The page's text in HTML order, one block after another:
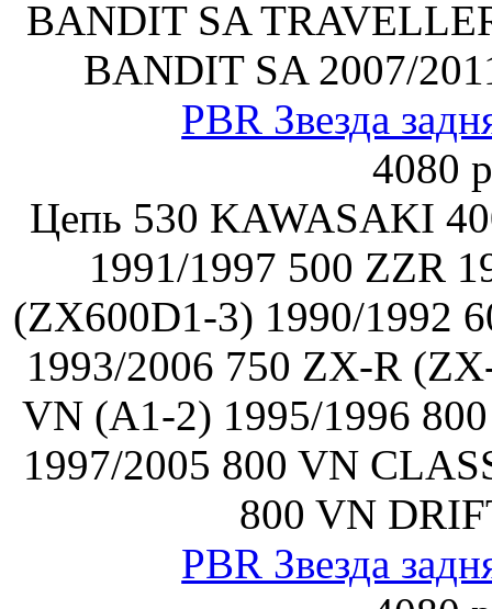
BANDIT SA
BANDIT SA 2007/
PBR Звезда
4080
Цепь 530 KAWASAKI
1991/1997 500 ZZR
(ZX600D1-3) 1990/1992
1993/2006 750 ZX-R
VN (A1-2) 1995/1996
1997/2005 800 VN
800 VN
PBR Звезда